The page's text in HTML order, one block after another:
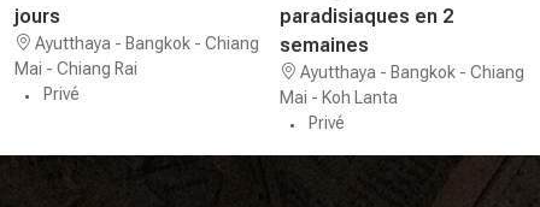
jours
Ayutthaya - Bangkok - Chiang
Mai - Chiang Rai
Privé
paradisiaques en 2
semaines
Ayutthaya - Bangkok - Chiang
Mai - Koh Lanta
Privé